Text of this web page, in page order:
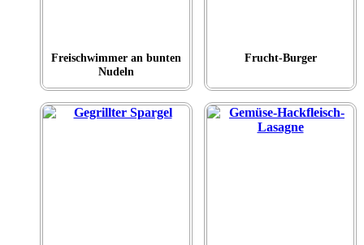
Freischwimmer an bunten
Nudeln
Frucht-Burger